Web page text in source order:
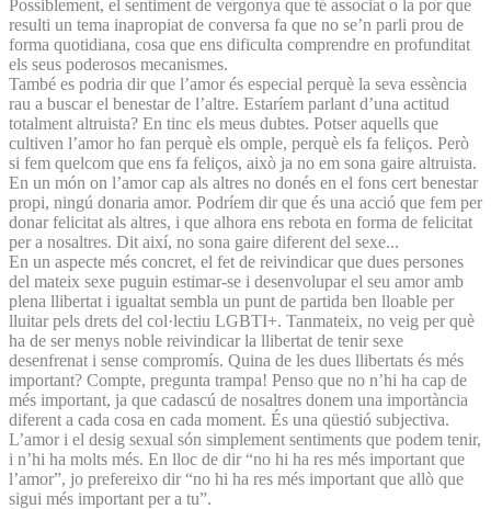
Possiblement, el sentiment de vergonya que té associat o la por que
resulti un tema inapropiat de conversa fa que no se’n parli prou de
forma quotidiana, cosa que ens dificulta comprendre en profunditat
els seus poderosos mecanismes.
També es podria dir que l’amor és especial perquè la seva essència
rau a buscar el benestar de l’altre. Estaríem parlant d’una actitud
totalment altruista? En tinc els meus dubtes. Potser aquells que
cultiven l’amor ho fan perquè els omple, perquè els fa feliços. Però
si fem quelcom que ens fa feliços, això ja no em sona gaire altruista.
En un món on l’amor cap als altres no donés en el fons cert benestar
propi, ningú donaria amor. Podríem dir que és una acció que fem per
donar felicitat als altres, i que alhora ens rebota en forma de felicitat
per a nosaltres. Dit així, no sona gaire diferent del sexe...
En un aspecte més concret, el fet de reivindicar que dues persones
del mateix sexe puguin estimar-se i desenvolupar el seu amor amb
plena llibertat i igualtat sembla un punt de partida ben lloable per
lluitar pels drets del col·lectiu LGBTI+. Tanmateix, no veig per què
ha de ser menys noble reivindicar la llibertat de tenir sexe
desenfrenat i sense compromís. Quina de les dues llibertats és més
important? Compte, pregunta trampa! Penso que no n’hi ha cap de
més important, ja que cadascú de nosaltres donem una importància
diferent a cada cosa en cada moment. És una qüestió subjectiva.
L’amor i el desig sexual són simplement sentiments que podem tenir,
i n’hi ha molts més. En lloc de dir “no hi ha res més important que
l’amor”, jo prefereixo dir “no hi ha res més important que allò que
sigui més important per a tu”.